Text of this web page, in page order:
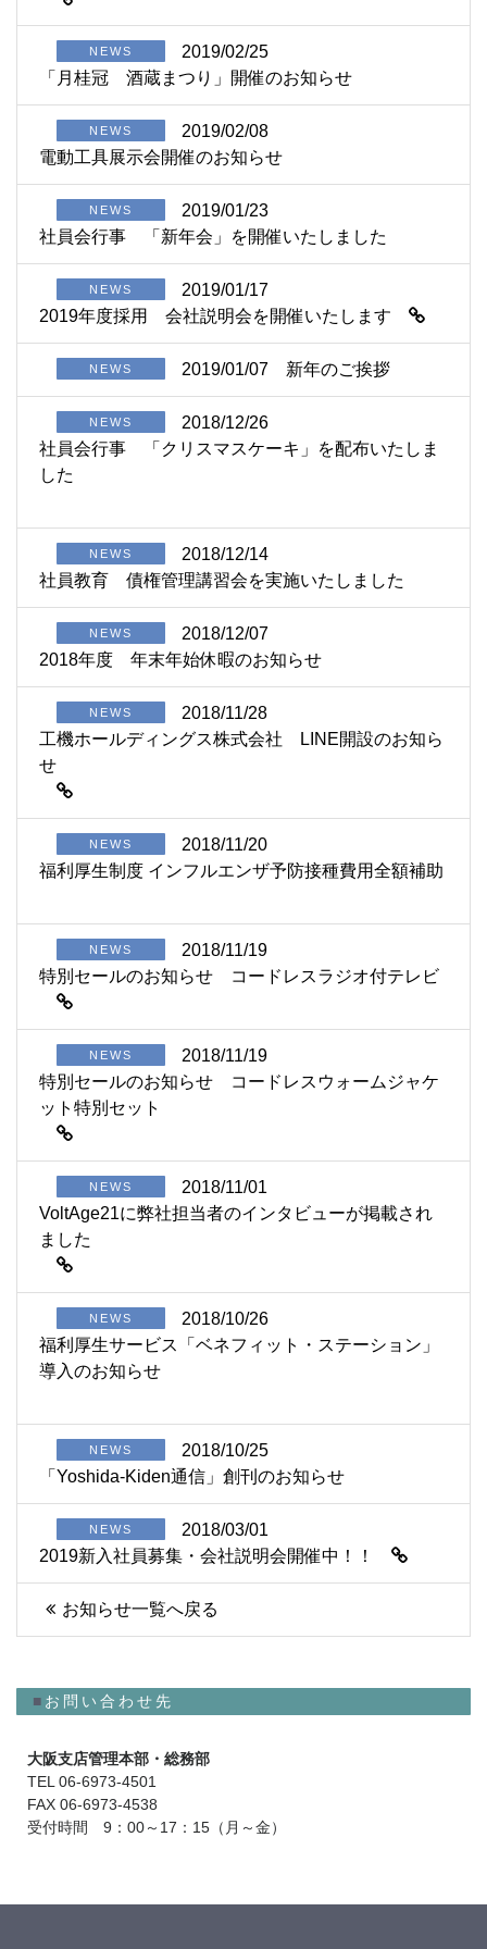
NEWS
2019/02/25
「月桂冠 酒蔵まつり」開催のお知らせ
NEWS
2019/02/08
電動工具展示会開催のお知らせ
NEWS
2019/01/23
社員会行事 「新年会」を開催いたしました
NEWS
2019/01/17
2019年度採用 会社説明会を開催いたします
NEWS 2019/01/07 新年のご挨拶
NEWS
2018/12/26
社員会行事 「クリスマスケーキ」を配布いたしま
した
NEWS
2018/12/14
社員教育 債権管理講習会を実施いたしました
NEWS
2018/12/07
2018年度 年末年始休暇のお知らせ
NEWS
2018/11/28
工機ホールディングス株式会社 LINE開設のお知ら
せ
NEWS
2018/11/20
福利厚生制度 インフルエンザ予防接種費用全額補助
NEWS
2018/11/19
特別セールのお知らせ コードレスラジオ付テレビ
NEWS
2018/11/19
特別セールのお知らせ コードレスウォームジャケ
ット特別セット
NEWS
2018/11/01
VoltAge21に弊社担当者のインタビューが掲載され
ました
NEWS
2018/10/26
福利厚生サービス「ベネフィット・ステーション」
導入のお知らせ
NEWS
2018/10/25
「Yoshida-Kiden通信」創刊のお知らせ
NEWS
2018/03/01
2019新入社員募集・会社説明会開催中！！
お知らせ一覧へ戻る
■ お問い合わせ先
大阪支店管理本部・総務部
TEL 06-6973-4501
FAX 06-6973-4538
受付時間 9：00～17：15（月～金）